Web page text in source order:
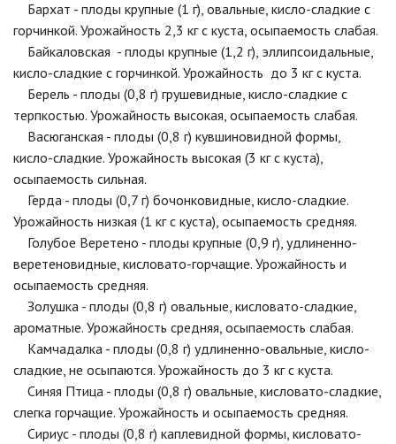
Бархат - плоды крупные (1 г), овальные, кисло-сладкие с
горчинкой. Урожайность 2,3 кг с куста, осыпаемость слабая.
Байкаловская - плоды крупные (1,2 г), эллипсоидальные,
кисло-сладкие с горчинкой. Урожайность до 3 кг с куста.
Берель - плоды (0,8 г) грушевидные, кисло-сладкие с
терпкостью. Урожайность высокая, осыпаемость слабая.
Васюганская - плоды (0,8 г) кувшиновидной формы,
кисло-сладкие. Урожайность высокая (3 кг с куста),
осыпаемость сильная.
Герда - плоды (0,7 г) бочонковидные, кисло-сладкие.
Урожайность низкая (1 кг с куста), осыпаемость средняя.
Голубое Веретено - плоды крупные (0,9 г), удлиненно-
веретеновидные, кисловато-горчащие. Урожайность и
осыпаемость средняя.
Золушка - плоды (0,8 г) овальные, кисловато-сладкие,
ароматные. Урожайность средняя, осыпаемость слабая.
Камчадалка - плоды (0,8 г) удлиненно-овальные, кисло-
сладкие, не осыпаются. Урожайность до 3 кг с куста.
Синяя Птица - плоды (0,8 г) овальные, кисловато-сладкие,
слегка горчащие. Урожайность и осыпаемость средняя.
Сириус - плоды (0,8 г) каплевидной формы, кисловато-